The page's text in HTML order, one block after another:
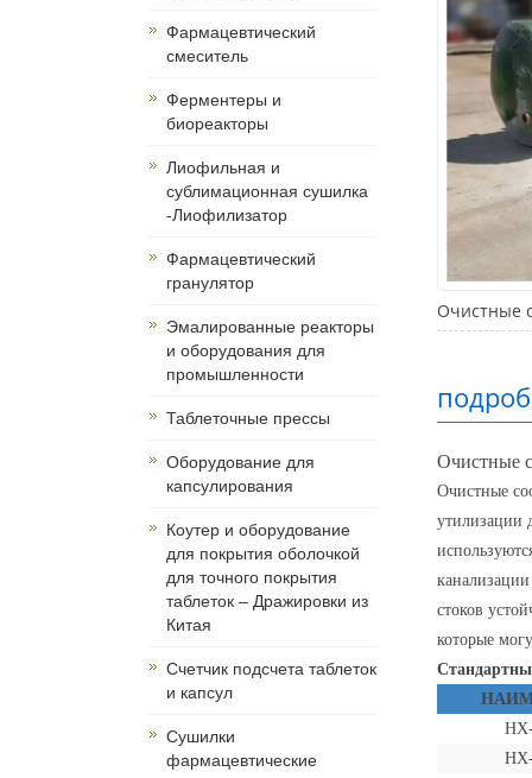
Фармацевтический
смеситель
Ферментеры и
биореакторы
Лиофильная и
сублимационная сушилка
-Лиофилизатор
Фармацевтический
гранулятор
Эмалированные реакторы
и оборудования для
промышленности
Таблеточные прессы
Оборудование для
капсулирования
Коутер и оборудование
для покрытия оболочкой
для точного покрытия
таблеток – Дражировки из
Китая
Счетчик подсчета таблеток
и капсул
Сушилки
фармацевтические
Очистные
Очистные
Очистные
утилизации
стоков
которые